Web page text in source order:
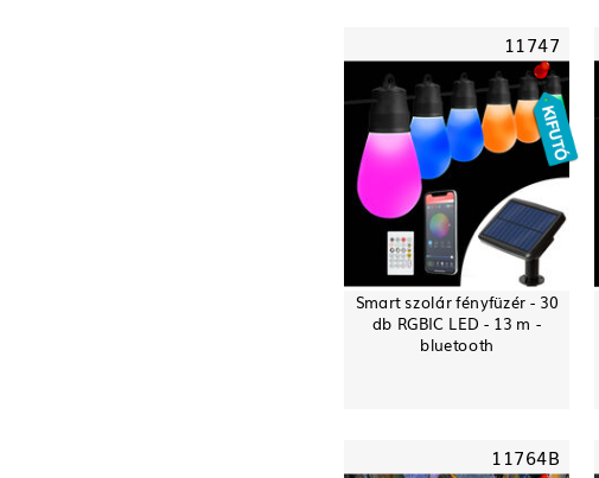
11747
Smart szolár fényfüzér - 30
db RGBIC LED - 13 m -
bluetooth
11764B